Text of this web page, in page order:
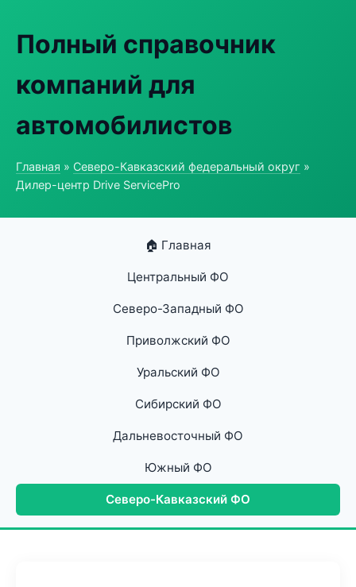
Полный справочник
компаний для
автомобилистов
Главная » Северо-Кавказский федеральный округ »
Дилер-центр Drive ServicePro
🏠 Главная
Центральный ФО
Северо-Западный ФО
Приволжский ФО
Уральский ФО
Сибирский ФО
Дальневосточный ФО
Южный ФО
Северо-Кавказский ФО